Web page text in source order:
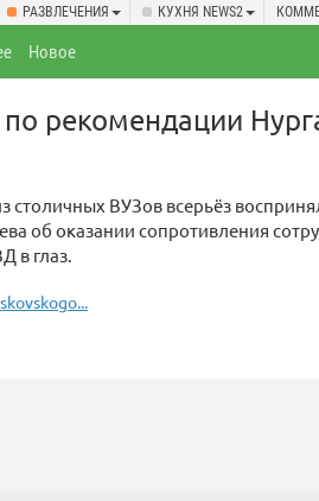
РАЗВЛЕЧЕНИЯ КУХНЯ NEWS2
Новое
рекомендации
столичных ВУЗов всерьёз
об оказании сопротивления
в глаз.